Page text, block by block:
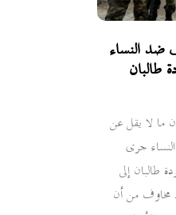
ضد النساء
ما لا يقل عن
جرى
عودة طالبان إلى
2021، وسط مخاوف من أن